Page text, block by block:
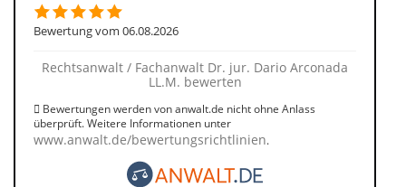
Bewertung vom 06.08.2026
Rechtsanwalt / Fachanwalt Dr. jur. Dario Arconada
LL.M. bewerten
Bewertungen werden von anwalt.de nicht ohne Anlass
überprüft. Weitere Informationen unter
www.anwalt.de/bewertungsrichtlinien.